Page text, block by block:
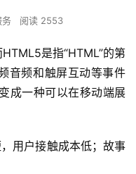
务 阅读 2553
是指“HTML”的第
音频和触屏互动等事件
成一种可以在移动端展
用户接触成本低；故事